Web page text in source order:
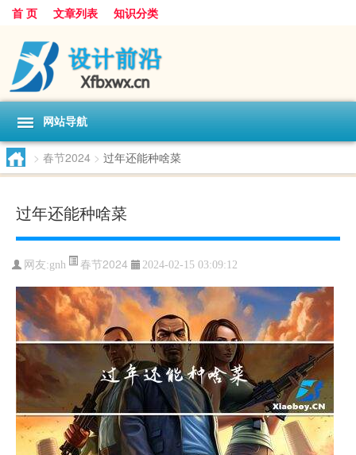
首 页 文章列表 知识分类
网站导航
> 春节2024 > 过年还能种啥菜
过年还能种啥菜
网友:gnh 春节2024 2024-02-15 03:09:12